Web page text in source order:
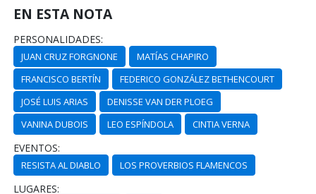
EN ESTA NOTA
PERSONALIDADES:
JUAN CRUZ FORGNONE
MATÍAS CHAPIRO
FRANCISCO BERTÍN
FEDERICO GONZÁLEZ BETHENCOURT
JOSÉ LUIS ARIAS
DENISSE VAN DER PLOEG
VANINA DUBOIS
LEO ESPÍNDOLA CINTIA VERNA
EVENTOS:
RESISTA AL DIABLO LOS PROVERBIOS FLAMENCOS
LUGARES: